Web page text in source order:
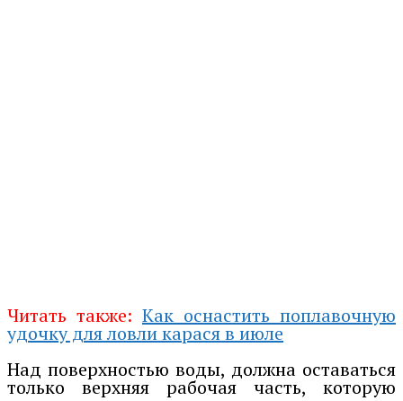
Читать также: Как оснастить поплавочную
удочку для ловли карася в июле
Над поверхностью воды, должна оставаться
только верхняя рабочая часть, которую